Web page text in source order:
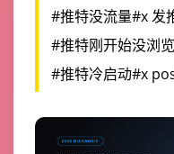
#推特没流量#x 发
#推特刚开始没浏
#推特冷启动#x